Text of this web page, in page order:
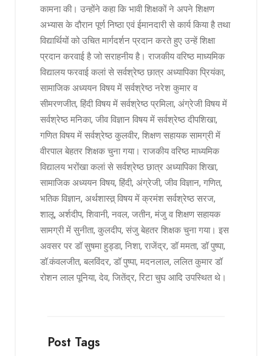
कामना की। उन्होंने कहा कि भावी शिक्षकों ने अपने शिक्षण
अभ्यास के दौरान पूर्ण निष्ठा एवं ईमानदारी से कार्य किया है तथा
विद्यार्थियों को उचित मार्गदर्शन प्रदान करते हुए उन्हें शिक्षा
प्रदान करवाई है जो सराहनीय है। राजकीय वरिष्ठ माध्यमिक
विद्यालय फरवाई कलां से सर्वश्रेष्ठ छात्र अध्यापिका प्रियंका,
सामाजिक अध्ययन विषय में सर्वश्रेष्ठ नरेश कुमार व
सीमरणजीत, हिंदी विषय में सर्वश्रेष्ठ प्रमिला, अंग्रेजी विषय में
सर्वश्रेष्ठ मनिका, जीव विज्ञान विषय में सर्वश्रेष्ठ दीपशिखा,
गणित विषय में सर्वश्रेष्ठ कुलवीर, शिक्षण सहायक सामग्री में
वीरपाल बेहतर शिक्षक चुना गया। राजकीय वरिष्ठ माध्यमिक
विद्यालय भरोंखा कलां से सर्वश्रेष्ठ छात्र अध्यापिका शिखा,
सामाजिक अध्ययन विषय, हिंदी, अंग्रेजी, जीव विज्ञान, गणित,
भतिक विज्ञान, अर्थशास्त्र् विषय में क्रमंश सर्वश्रेष्ठ सरज,
शालू, अर्शदीप, शिवानी, नवल, जतीन, मंजु व शिक्षण सहायक
सामग्री में सुनीता, कुलदीप, संजु बेहतर शिक्षक चुना गया। इस
अवसर पर डॉ सुषमा हुड्डा, निशा, राजेंद्र, डॉ ममता, डॉ पुष्पा,
डॉ.कंवलजीत, बलविंदर, डॉ पुष्पा, मदनलाल, ललित कुमार डॉ
रोशन लाल पूनिया, देव, जितेंद्र, रिटा चुघ आदि उपस्थित थे।
Post Tags